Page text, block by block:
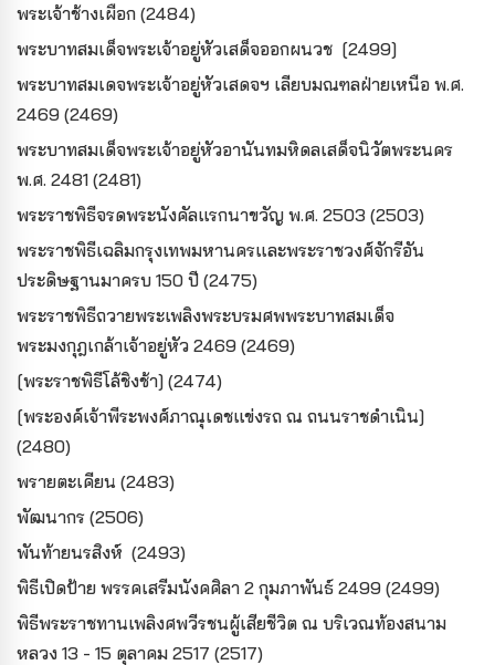
พระเจ้าช้างเผือก (2484)
พระบาทสมเด็จพระเจ้าอยู่หัวเสด็จออกผนวช [2499]
พระบาทสมเดจพระเจ้าอยู่หัวเสดจฯ เลียบมณฑลฝ่ายเหนือ พ.ศ.
2469 (2469)
พระบาทสมเด็จพระเจ้าอยู่หัวอานันทมหิดลเสด็จนิวัตพระนคร
พ.ศ. 2481 (2481)
พระราชพิธีจรดพระนังคัลแรกนาขวัญ พ.ศ. 2503 (2503)
พระราชพิธีเฉลิมกรุงเทพมหานครและพระราชวงศ์จักรีอัน
ประดิษฐานมาครบ 150 ปี (2475)
พระราชพิธีถวายพระเพลิงพระบรมศพพระบาทสมเด็จ
พระมงกุฎเกล้าเจ้าอยู่หัว 2469 (2469)
[พระราชพิธีโล้ชิงช้า] (2474)
[พระองค์เจ้าพีระพงศ์ภาณุเดชแข่งรถ ณ ถนนราชดำเนิน]
(2480)
พรายตะเคียน (2483)
พัฒนากร (2506)
พันท้ายนรสิงห์ (2493)
พิธีเปิดป้าย พรรคเสรีมนังคศิลา 2 กุมภาพันธ์ 2499 (2499)
พิธีพระราชทานเพลิงศพวีรชนผู้เสียชีวิต ณ บริเวณท้องสนาม
หลวง 13 - 15 ตุลาคม 2517 (2517)